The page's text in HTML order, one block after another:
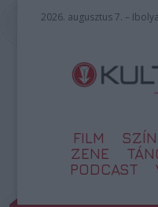
2026. augusztus 7. – Ibolya
FILM
ZENE
PODCAST